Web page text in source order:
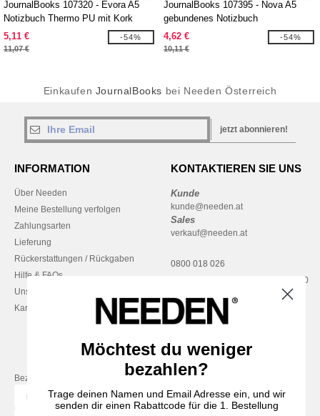
JournalBooks 107320 - Evora A5
Notizbuch Thermo PU mit Kork
5,11 €
11,07 €
-54%
JournalBooks 107395 - Nova A5
gebundenes Notizbuch
4,62 €
10,11 €
-54%
Einkaufen JournalBooks bei Needen Österreich
jetzt abonnieren!
INFORMATION
Über Needen
Meine Bestellung verfolgen
Zahlungsarten
Lieferung
Rückerstattungen / Rückgaben
Hilfe & FAQs
Unsere Engagements
Karriere
KONTAKTIEREN SIE UNS
Kunde
kunde@needen.at
Sales
verkauf@needen.at
0800 018 026
Montag – Donnerstag: 10:00–13:00
Freitag: 10:00–14:00
Bezahlung mit
Möchtest du weniger
bezahlen?
Trage deinen Namen und Email Adresse ein, und wir
senden dir einen Rabattcode für die 1. Bestellung